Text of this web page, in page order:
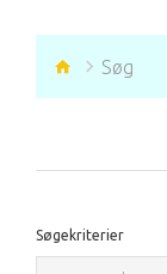
Søg
Søgekriterier